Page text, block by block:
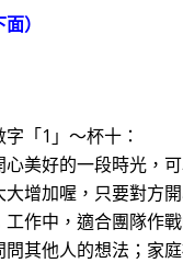
）
「1」～杯十：
心美好的一段時光，
增加喔，只要對方
作中，適合團隊作
其他人的想法；家